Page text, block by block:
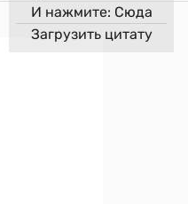
И нажмите: Сюда
Загрузить цитату